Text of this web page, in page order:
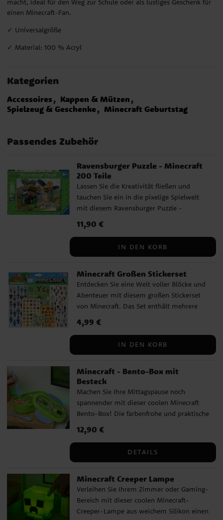
macht, ideal für den Weg zur Schule oder als lustiges Geschenk für
einen Minecraft-Fan.
✓ Universalgröße
✓ Material: 100 % Acryl
Kategorien
Accessoires
Kappen & Mützen
Spielzeug & Geschenke
Minecraft Geburtstag
Passendes Zubehör
Ravensburger Puzzle - Minecraft
200 Teile
Lassen Sie die Kreativität fließen und
tauchen Sie ein in die pixelige Spielwelt
mit diesem Ravensburger Puzzle -
Action, wo Steve und Alex über eine
fliegen - und spannende Details für alle
200 Teilen und misst 36 x 49 cm im
fertigen Zustand. Die Teile klicken einfach
zusammen, was es zu einem angenehmen
und unterhaltsamen Erlebnis für
Minecraft-Fans macht.
Preis: 11,90 €
11,90 €
IN DEN KORB
Minecraft Großen Stickerset
Entdecken Sie eine Welt voller Blöcke und
Abenteuer mit diesem großen Stickerset
von Minecraft. Das Set enthält mehrere
Charakteren, Werkzeugen, Tieren und
Basteln, für Notiz- oder Schulhefte oder
verteilt auf mehrere Bögen ✔️ Mit
Charakteren und Details aus der Welt von
Minecraft ✔️ Offiziell lizenzierte Minecraft
Produkt
Preis:4,99 €
4,99 €
IN DEN KORB
Minecraft - Bento-Box mit
Besteck
Machen Sie Ihre Mittagspause noch
spannender mit dieser coolen Minecraft
Bento-Box! Die farbenfrohe und praktische
Ausflüge oder das Gaming-Zimmer zu
Kunststoff und verfügt über eine praktische
bleiben. Ein Besteckset aus Kunststoff –
Löffel und Gabel – ist im Lieferumfang
enthalten. Auf dem Deckel sind bekannte
Minecraft-Charaktere abgebildet. ✔️
Preis: 12,90 €
12,90 €
DETAILS
Minecraft Creeper Lampe
Verleihen Sie Ihrem Zimmer oder Gaming-
Bereich mit dieser coolen Minecraft-
Creeper-Lampe aus weichem Silikon einen